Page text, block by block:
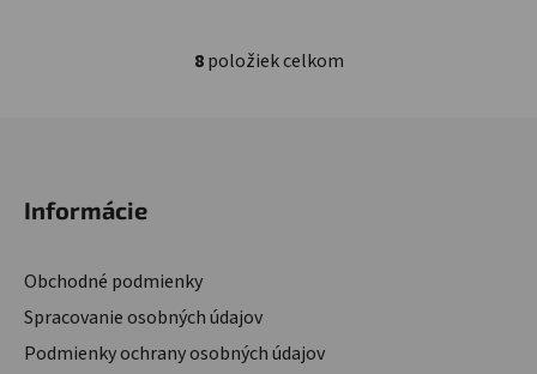
Ovládacie prvky výpisu
8položiek celkom
Informácie
Obchodné podmienky
Spracovanie osobných údajov
Podmienky ochrany osobných údajov